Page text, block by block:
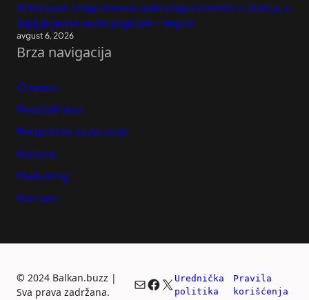
Državljanin Srbije izazvao saobraćajnu nesreću u Ulcinju, u
kojoj je jedna osoba poginula – Region
avgust 6, 2026
Brza navigacija
O nama
Predloži Vest
Pretplatite se na vesti
Karijera
Marketing
Kontakt
© 2024 Balkan.buzz |
Sva prava zadržana.
Mail
Facebook
X Urednička
politika
Pravila
korišćenja